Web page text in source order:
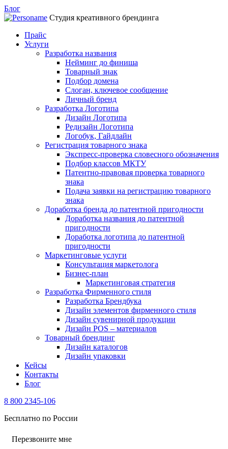
Блог
Студия креативного брендинга
Прайс
Услуги
Разработка названия
Нейминг до финиша
Товарный знак
Подбор домена
Слоган, ключевое сообщение
Личный бренд
Разработка Логотипа
Дизайн Логотипа
Редизайн Логотипа
Логобук, Гайдлайн
Регистрация товарного знака
Экспресс-проверка словесного обозначения
Подбор классов МКТУ
Патентно-правовая проверка товарного
знака
Подача заявки на регистрацию товарного
знака
Доработка бренда до патентной пригодности
Доработка названия до патентной
пригодности
Доработка логотипа до патентной
пригодности
Маркетинговые услуги
Консультация маркетолога
Бизнес-план
Маркетинговая стратегия
Разработка Фирменного стиля
Разработка Брендбука
Дизайн элементов фирменного стиля
Дизайн сувенирной продукции
Дизайн POS – материалов
Товарный брендинг
Дизайн каталогов
Дизайн упаковки
Кейсы
Контакты
Блог
8 800 2345-106
Бесплатно по России
Перезвоните мне